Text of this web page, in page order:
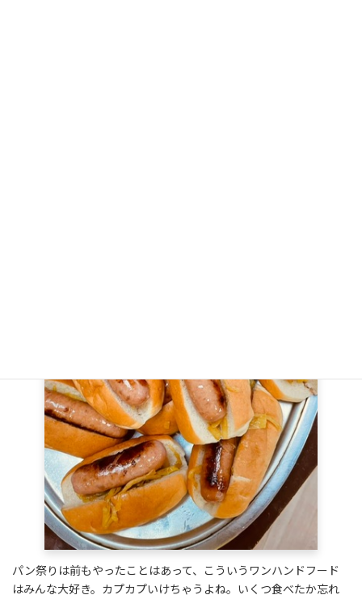
パン祭りは前もやったことはあって、こういうワンハンドフード
はみんな大好き。カプカプいけちゃうよね。いくつ食べたか忘れ